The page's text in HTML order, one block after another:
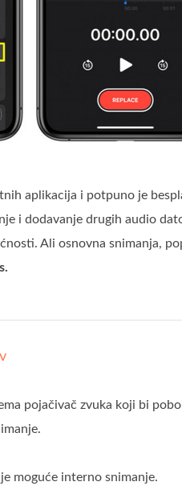
aplikacija i potpuno je
i dodavanje drugih audio
Ali osnovna snimanja,
pojačivač zvuka koji bi
moguće interno snimanje.